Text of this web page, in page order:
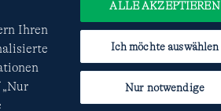
Ihren
Ich möchte auswählen
Nur notwendige
ALLE AKZEPTIEREN